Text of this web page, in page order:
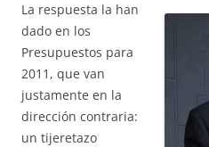
La respuesta la han
dado en los
Presupuestos para
2011, que van
justamente en la
dirección contraria:
un tijeretazo